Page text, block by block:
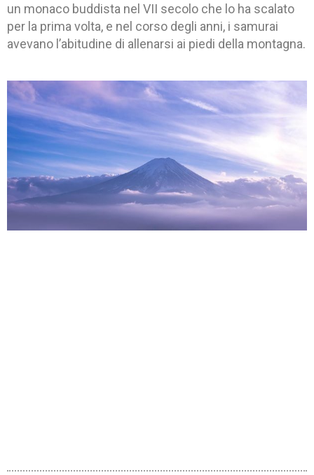
un monaco buddista nel VII secolo che lo ha scalato
per la prima volta, e nel corso degli anni, i samurai
avevano l’abitudine di allenarsi ai piedi della montagna.